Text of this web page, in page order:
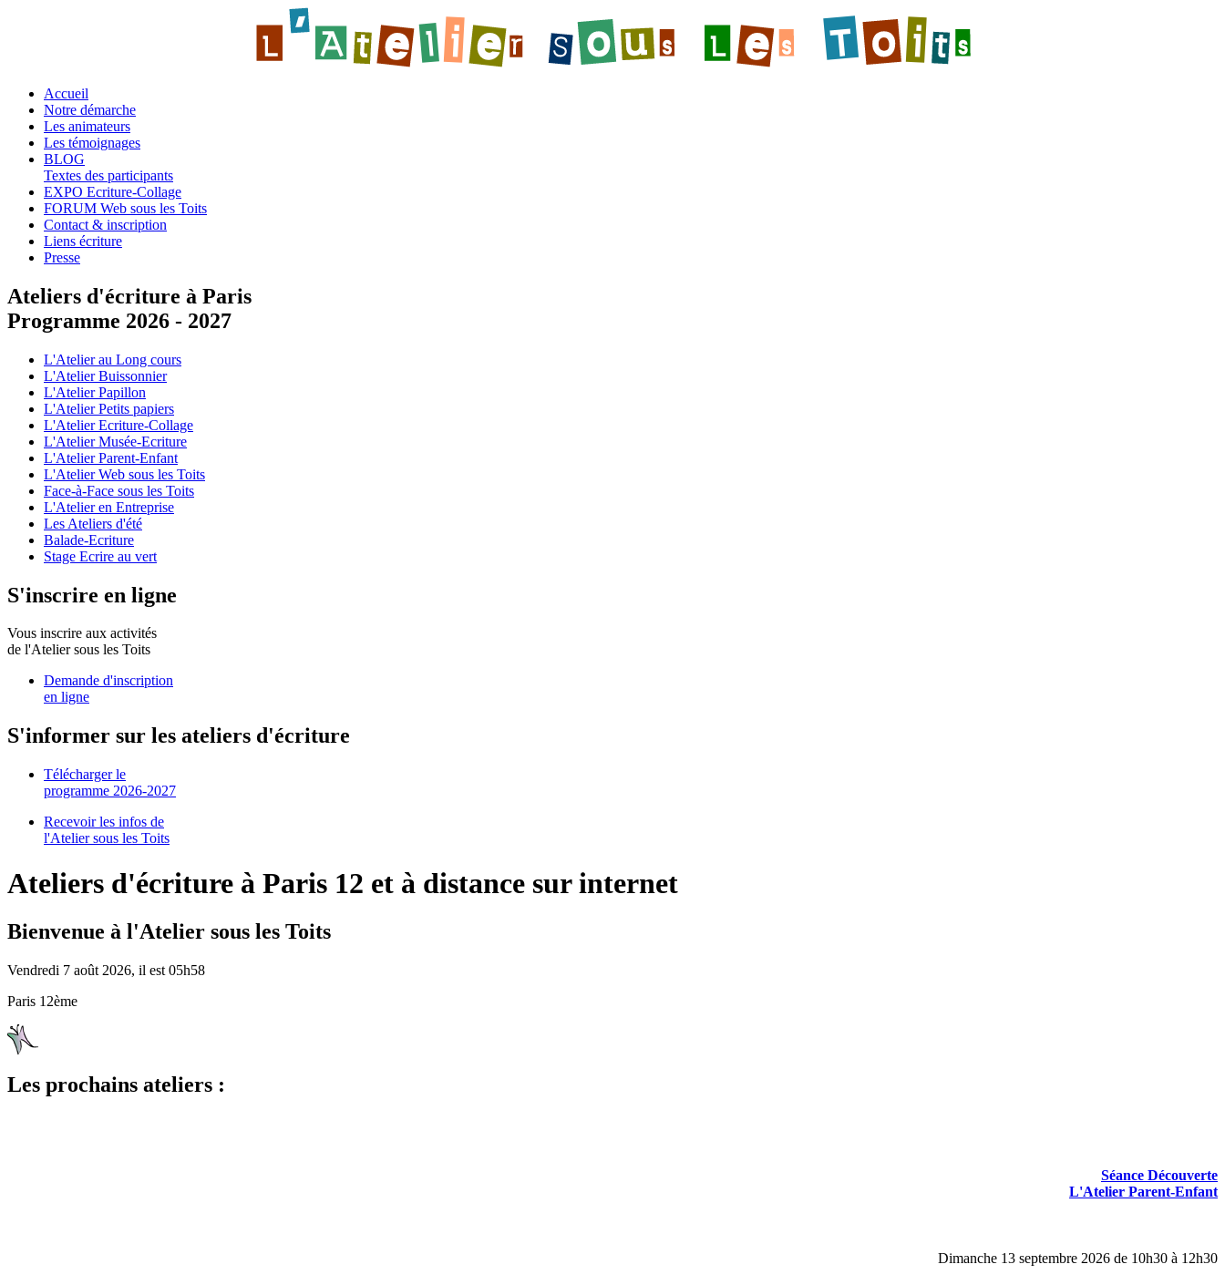
Accueil
Notre démarche
Les animateurs
Les témoignages
BLOG
Textes des participants
EXPO Ecriture-Collage
FORUM Web sous les Toits
Contact & inscription
Liens écriture
Presse
Ateliers d'écriture à Paris
Programme 2026 - 2027
L'Atelier au Long cours
L'Atelier Buissonnier
L'Atelier Papillon
L'Atelier Petits papiers
L'Atelier Ecriture-Collage
L'Atelier Musée-Ecriture
L'Atelier Parent-Enfant
L'Atelier Web sous les Toits
Face-à-Face sous les Toits
L'Atelier en Entreprise
Les Ateliers d'été
Balade-Ecriture
Stage Ecrire au vert
S'inscrire en ligne
Vous inscrire aux activités
de l'Atelier sous les Toits
Demande d'inscription
en ligne
S'informer sur les ateliers d'écriture
Télécharger le
programme 2026-2027
Recevoir les infos de
l'Atelier sous les Toits
Ateliers d'écriture à Paris 12 et à distance sur internet
Bienvenue à l'Atelier sous les Toits
Vendredi 7 août 2026, il est 05h58
Paris 12ème
Les prochains ateliers :
Séance Découverte
L'Atelier Parent-Enfant
Dimanche 13 septembre 2026 de 10h30 à 12h30